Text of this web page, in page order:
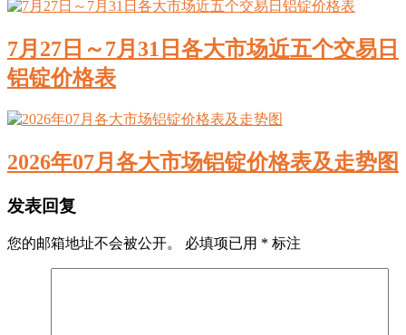
7月27日～7月31日各大市场近五个交易日
铝锭价格表
2026年07月各大市场铝锭价格表及走势图
发表回复
您的邮箱地址不会被公开。 必填项已用 * 标注